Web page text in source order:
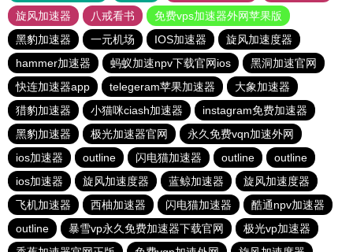
旋风加速器
八戒看书
免费vps加速器外网苹果版
黑豹加速器
一元机场 IOS加速器
旋风加速度器
hammer加速器
蚂蚁加速npv下载官网ios
黑洞加速官网
快连加速器app
telegeram苹果加速器
大象加速器
猎豹加速器
小猫咪ciash加速器
instagram免费加速器
黑豹加速器
极光加速器官网
永久免费vqn加速外网
ios加速器
outline 闪电猫加速器 outline
outline
ios加速器
旋风加速度器 蓝鲸加速器
旋风加速度器
飞机加速器
西柚加速器 闪电猫加速器
酷通npv加速器
outline
暴雪vp永久免费加速器下载官网
极光vp加速器